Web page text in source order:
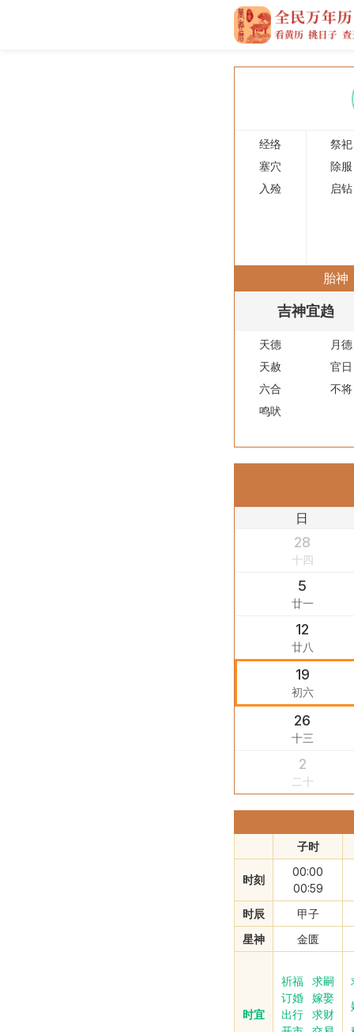
经络
祭祀
塞穴
除服
入殓
启钻
胎神
吉神宜趋
天德
月德
天赦
官日
六合
不将
鸣吠
日
28
十四
5
廿一
12
廿八
19
初六
26
十三
2
二十
子时
时刻
00:00
00:59
时辰
甲子
星神
金匮
时宜
祈福
求嗣
订婚
嫁娶
出行
求财